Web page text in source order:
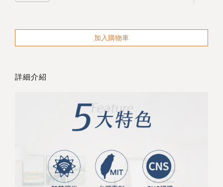
加入購物車
詳細介紹